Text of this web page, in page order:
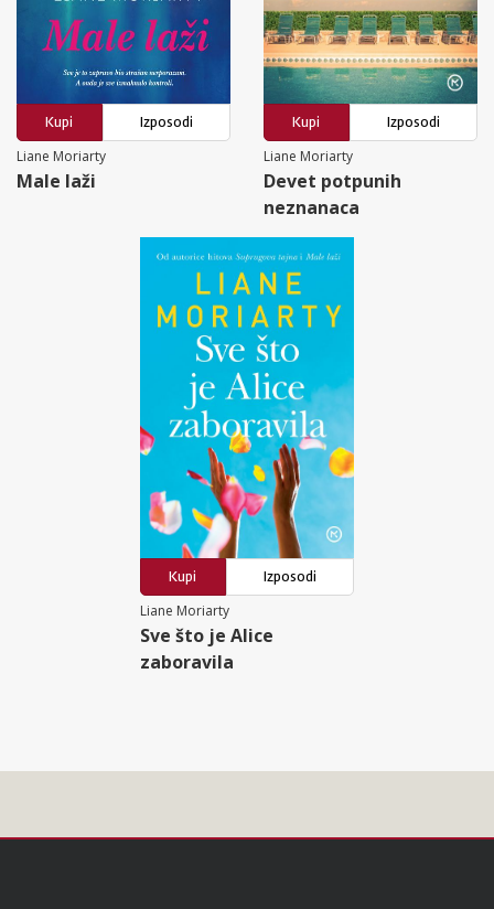
Kupi
Izposodi
Liane Moriarty
Male laži
Kupi
Izposodi
Liane Moriarty
Devet potpunih
neznanaca
Kupi
Izposodi
Liane Moriarty
Sve što je Alice
zaboravila